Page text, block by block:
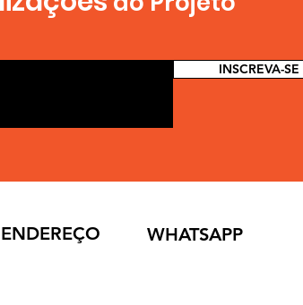
INSCREVA-SE
ENDEREÇO WHATSAPP